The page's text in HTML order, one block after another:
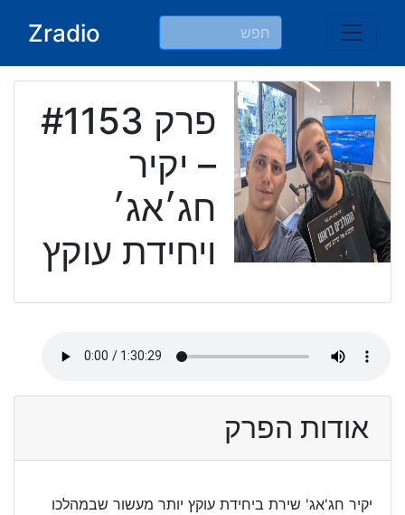
Zradio
פרק #1153
– יקיר
חג׳אג׳
ויחידת עוקץ
אודות הפרק
יקיר חג'אג' שירת ביחידת עוקץ יותר מעשור שבמהלכו